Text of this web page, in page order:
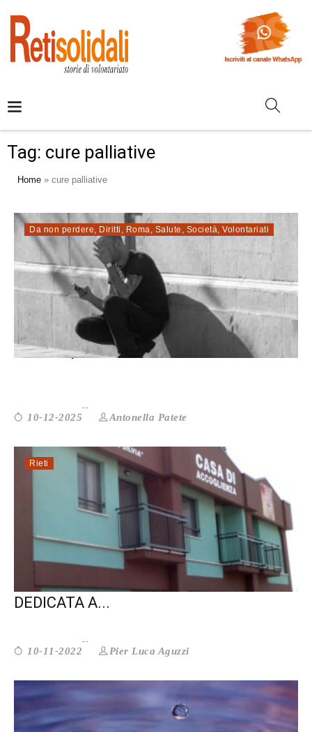
Tag: cure palliative
Home » cure palliative
Da non perdere, Diritti , Roma, Salute , Società, Volontariati
Fine vita, Luca Coscioni: 16mila le r...
10-12-2025 Antonella Patete
Rieti
RIETI: DOMANI UNA GIORNATA
DEDICATA A...
10-11-2022 Pier Luca Aguzzi